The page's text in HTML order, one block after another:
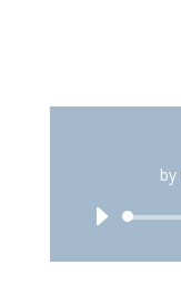
by